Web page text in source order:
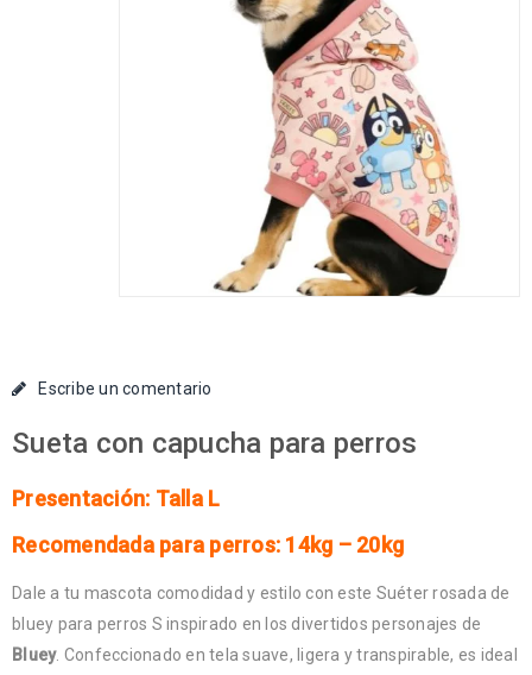
Escribe un comentario
Sueta con capucha para perros
Presentación: Talla L
Recomendada para perros: 14kg – 20kg
Dale a tu mascota comodidad y estilo con este Suéter rosada de
bluey para perros S inspirado en los divertidos personajes de
Bluey. Confeccionado en tela suave, ligera y transpirable, es ideal